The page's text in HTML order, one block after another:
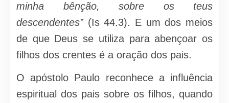
minha bênção, sobre os teus
descendentes” (Is 44.3). E um dos meios
de que Deus se utiliza para aben­çoar os
filhos dos crentes é a oração dos pais.
O apóstolo Paulo reconhece a in­fluência
espiritual dos pais sobre os fi­lhos, quando